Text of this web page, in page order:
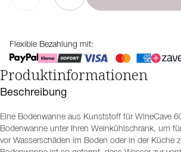
Flexible Bezahlung mit:
Produktinformationen
Beschreibung
Eine Bodenwanne aus Kunststoff für WineCave
Bodenwanne unter Ihren Weinkühlschrank, um
vor Wasserschäden im Boden oder in der Küche